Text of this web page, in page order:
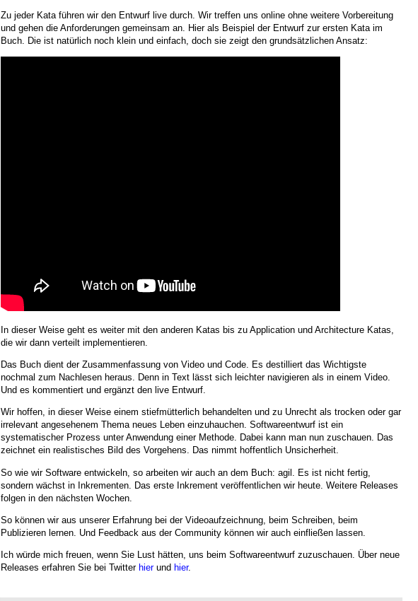
Zu jeder Kata führen wir den Entwurf live durch. Wir treffen uns online ohne weitere Vorbereitung
und gehen die Anforderungen gemeinsam an. Hier als Beispiel der Entwurf zur ersten Kata im
Buch. Die ist natürlich noch klein und einfach, doch sie zeigt den grundsätzlichen Ansatz:
In dieser Weise geht es weiter mit den anderen Katas bis zu Application und Architecture Katas,
die wir dann verteilt implementieren.
Das Buch dient der Zusammenfassung von Video und Code. Es destilliert das Wichtigste
nochmal zum Nachlesen heraus. Denn in Text lässt sich leichter navigieren als in einem Video.
Und es kommentiert und ergänzt den live Entwurf.
Wir hoffen, in dieser Weise einem stiefmütterlich behandelten und zu Unrecht als trocken oder gar
irrelevant angesehenem Thema neues Leben einzuhauchen. Softwareentwurf ist ein
systematischer Prozess unter Anwendung einer Methode. Dabei kann man nun zuschauen. Das
zeichnet ein realistisches Bild des Vorgehens. Das nimmt hoffentlich Unsicherheit.
So wie wir Software entwickeln, so arbeiten wir auch an dem Buch: agil. Es ist nicht fertig,
sondern wächst in Inkrementen. Das erste Inkrement veröffentlichen wir heute. Weitere Releases
folgen in den nächsten Wochen.
So können wir aus unserer Erfahrung bei der Videoaufzeichnung, beim Schreiben, beim
Publizieren lernen. Und Feedback aus der Community können wir auch einfließen lassen.
Ich würde mich freuen, wenn Sie Lust hätten, uns beim Softwareentwurf zuzuschauen. Über neue
Releases erfahren Sie bei Twitter hierund hier.